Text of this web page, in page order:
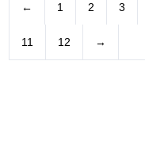
← 1 2 3
11 12 →